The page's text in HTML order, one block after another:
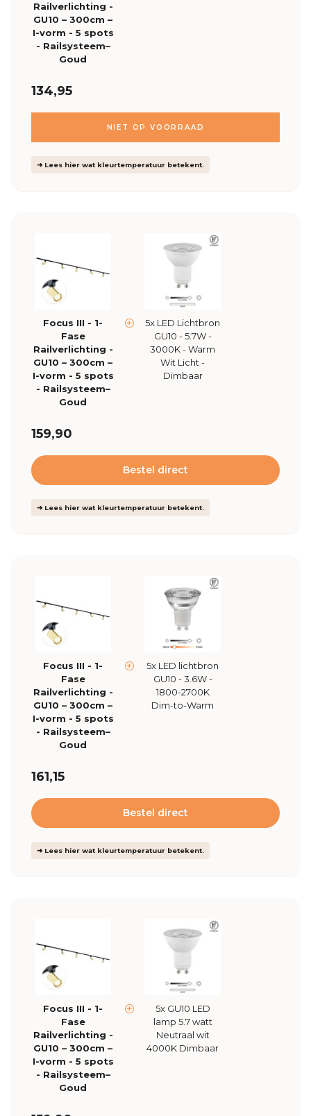
Railverlichting -
GU10 – 300cm –
I-vorm - 5 spots
- Railsysteem–
Goud
134,95
NIET OP VOORRAAD
➜ Lees hier wat kleurtemperatuur betekent.
Focus III - 1-
Fase
Railverlichting -
GU10 – 300cm –
I-vorm - 5 spots
- Railsysteem–
Goud
5x LED Lichtbron
GU10 - 5.7W -
3000K - Warm
Wit Licht -
Dimbaar
159,90
Bestel direct
➜ Lees hier wat kleurtemperatuur betekent.
Focus III - 1-
Fase
Railverlichting -
GU10 – 300cm –
I-vorm - 5 spots
- Railsysteem–
Goud
5x LED lichtbron
GU10 - 3.6W -
1800-2700K
Dim-to-Warm
161,15
Bestel direct
➜ Lees hier wat kleurtemperatuur betekent.
Focus III - 1-
Fase
Railverlichting -
GU10 – 300cm –
I-vorm - 5 spots
- Railsysteem–
Goud
5x GU10 LED
lamp 5.7 watt
Neutraal wit
4000K Dimbaar